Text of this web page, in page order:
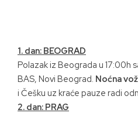
1. dan: BEOGRAD
Polazak iz Beograda u 17:00h
BAS, Novi Beograd. Noćna
i Češku uz kraće pauze radi
2. dan: PRAG